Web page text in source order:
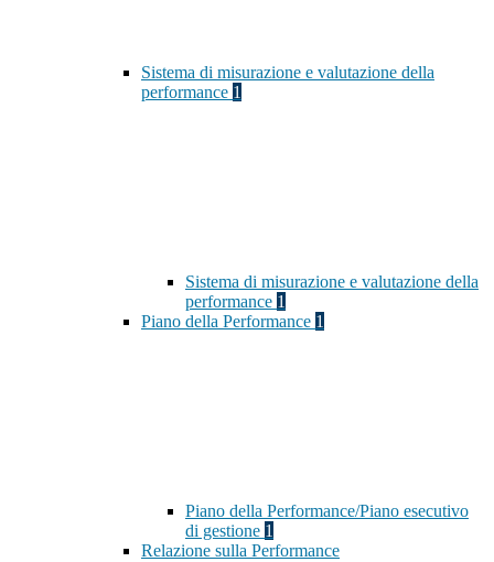
Sistema di misurazione e valutazione della
performance 1
Sistema di misurazione e valutazione della
performance 1
Piano della Performance 1
Piano della Performance/Piano esecutivo
di gestione 1
Relazione sulla Performance